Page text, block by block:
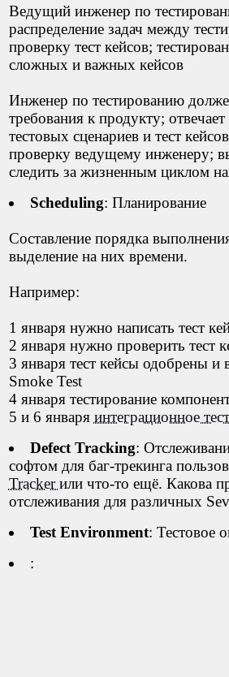
Ведущий инженер по
распределение задач между
проверку тест кейсов;
сложных и важных кейсов
Инженер по тестированию
требования к продукту; отвечает
тестовых сценариев и тест
проверку ведущему инженеру;
следить за жизненным циклом
Scheduling: Планирование
Составление порядка
выделение на них времени.
Например:
1 января нужно написать тест
2 января нужно проверить тест
3 января тест кейсы одобрены и
Smoke Test
4 января тестирование
5 и 6 января интеграционное
Defect Tracking:
софтом для баг-трекинга
Trackerили что-то ещё. Какова
отслеживания для различных
Test Environment: Тестовое
: